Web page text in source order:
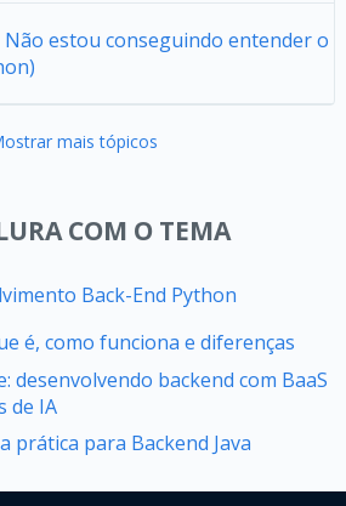
Não estou conseguindo entender o
mais tópicos
COM O TEMA
Back-End Python
é, como funciona e diferenças
desenvolvendo backend com BaaS
de IA
prática para Backend Java